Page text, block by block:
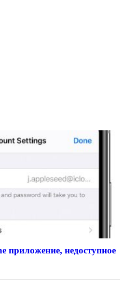
приложение, недоступное